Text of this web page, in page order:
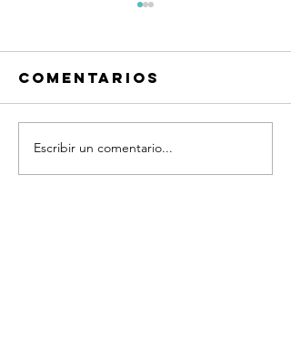
¿Qué te hace
feliz?
Comentarios
Escribir un comentario...